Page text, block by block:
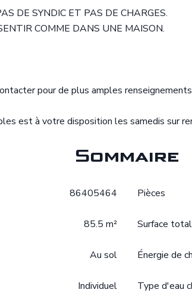
DE SYNDIC ET PAS DE CHARGES.
COMME DANS UNE MAISON.
pour de plus amples
est à votre disposition les samedis sur
Sommaire
86405464 Pièces
85.5 m² Surface
Au sol Énergie de
Individuel Type d'eau